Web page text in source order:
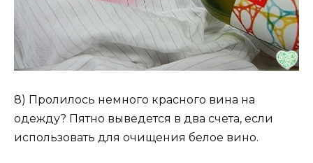
8) Пролилось немного красного вина на
одежду? Пятно выведется в два счета, если
использовать для очищения белое вино.